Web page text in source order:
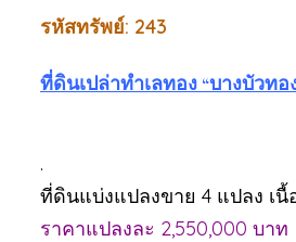
รหัสทรัพย์: 243
ที่ดินเปล่าทำเลทอง “บางบัวทอ
.
ที่ดินแบ่งแปลงขาย 4 แปลง เนื้
ราคาแปลงละ 2,550,000 บาท